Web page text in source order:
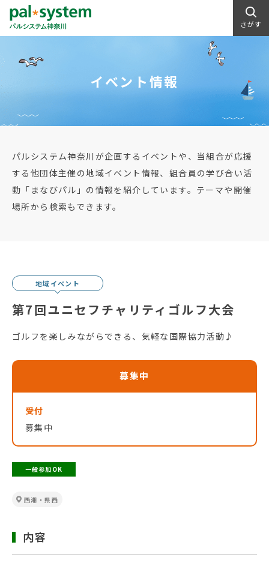
さがす
イベント情報
パルシステム神奈川が企画するイベントや、当組合が応援
する他団体主催の地域イベント情報、組合員の学び合い活
動「まなびパル」の情報を紹介しています。テーマや開催
場所から検索もできます。
地域イベント
第7回ユニセフチャリティゴルフ大会
ゴルフを楽しみながらできる、気軽な国際協力活動♪
募集中
受付
募集中
一般参加OK
西湘・県西
内容